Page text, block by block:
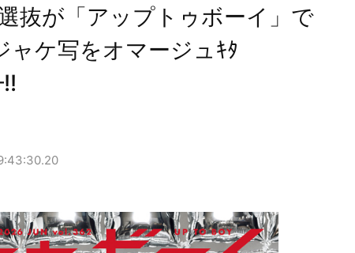
抜が「アップトゥボーイ」で
ャケ写をオマージュｷﾀ